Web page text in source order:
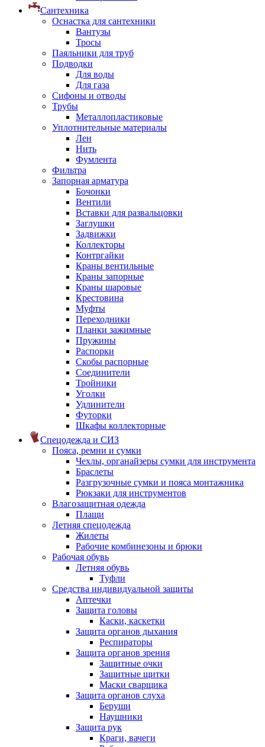
Сантехника
Оснастка для сантехники
Вантузы
Тросы
Паяльники для труб
Подводки
Для воды
Для газа
Сифоны и отводы
Трубы
Металлопластиковые
Уплотнительные материалы
Лен
Нить
Фумлента
Фильтра
Запорная арматура
Бочонки
Вентили
Вставки для развальцовки
Заглушки
Задвижки
Коллекторы
Контргайки
Краны вентильные
Краны запорные
Краны шаровые
Крестовина
Муфты
Переходники
Планки зажимные
Пружины
Распорки
Скобы распорные
Соединители
Тройники
Уголки
Удлинители
Футорки
Шкафы коллекторные
Спецодежда и СИЗ
Пояса, ремни и сумки
Чехлы, органайзеры сумки для инструмента
Браслеты
Разгрузочные сумки и пояса монтажника
Рюкзаки для инструментов
Влагозащитная одежда
Плащи
Летняя спецодежда
Жилеты
Рабочие комбинезоны и брюки
Рабочая обувь
Летняя обувь
Туфли
Средства индивидуальной защиты
Аптечки
Защита головы
Каски, каскетки
Защита органов дыхания
Респираторы
Защита органов зрения
Защитные очки
Защитные щитки
Маски сварщика
Защита органов слуха
Беруши
Наушники
Защита рук
Краги, вачеги